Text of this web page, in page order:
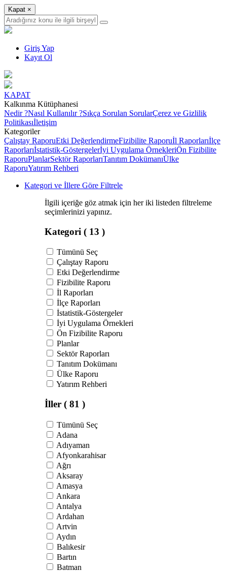
Kapat ×
Giriş Yap
Kayıt Ol
KAPAT
Kalkınma Kütüphanesi
Nedir ?Nasıl Kullanılır ?Sıkça Sorulan SorularÇerez ve Gizlilik
Politikasıİletişim
Kategoriler
Çalıştay RaporuEtki DeğerlendirmeFizibilite Raporuİl Raporlarıİlçe
Raporlarıİstatistik-Göstergelerİyi Uygulama ÖrnekleriÖn Fizibilite
RaporuPlanlarSektör RaporlarıTanıtım DokümanıÜlke
RaporuYatırım Rehberi
Kategori ve İllere Göre Filtrele
İlgili içeriğe göz atmak için her iki listeden filtreleme
seçimlerinizi yapınız.
Kategori ( 13 )
Tümünü Seç
Çalıştay Raporu
Etki Değerlendirme
Fizibilite Raporu
İl Raporları
İlçe Raporları
İstatistik-Göstergeler
İyi Uygulama Örnekleri
Ön Fizibilite Raporu
Planlar
Sektör Raporları
Tanıtım Dokümanı
Ülke Raporu
Yatırım Rehberi
İller ( 81 )
Tümünü Seç
Adana
Adıyaman
Afyonkarahisar
Ağrı
Aksaray
Amasya
Ankara
Antalya
Ardahan
Artvin
Aydın
Balıkesir
Bartın
Batman